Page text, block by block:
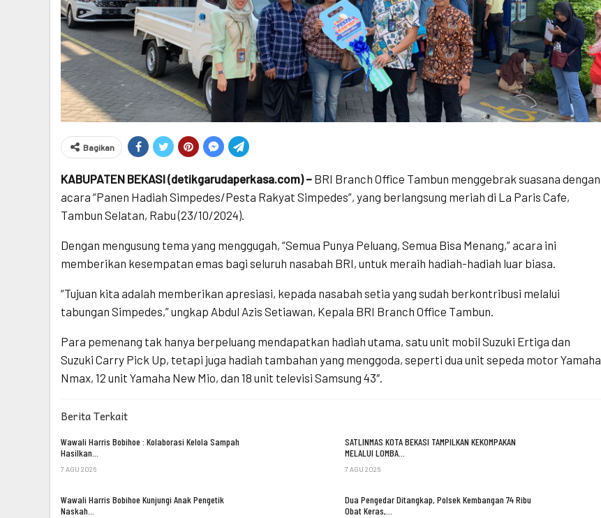
Bagikan
KABUPATEN BEKASI (detikgarudaperkasa.com) – BRI Branch Office Tambun menggebrak suasana dengan
acara “Panen Hadiah Simpedes/Pesta Rakyat Simpedes”, yang berlangsung meriah di La Paris Cafe,
Tambun Selatan, Rabu (23/10/2024).
Dengan mengusung tema yang menggugah, “Semua Punya Peluang, Semua Bisa Menang,” acara ini
memberikan kesempatan emas bagi seluruh nasabah BRI, untuk meraih hadiah-hadiah luar biasa.
“Tujuan kita adalah memberikan apresiasi, kepada nasabah setia yang sudah berkontribusi melalui
tabungan Simpedes,” ungkap Abdul Azis Setiawan, Kepala BRI Branch Office Tambun.
Para pemenang tak hanya berpeluang mendapatkan hadiah utama, satu unit mobil Suzuki Ertiga dan
Suzuki Carry Pick Up, tetapi juga hadiah tambahan yang menggoda, seperti dua unit sepeda motor Yamaha
Nmax, 12 unit Yamaha New Mio, dan 18 unit televisi Samsung 43″.
Berita Terkait
Wawali Harris Bobihoe : Kolaborasi Kelola Sampah
Hasilkan…
7 AGU 2026
SATLINMAS KOTA BEKASI TAMPILKAN KEKOMPAKAN
MELALUI LOMBA…
7 AGU 2026
Wawali Harris Bobihoe Kunjungi Anak Pengetik
Naskah…
Dua Pengedar Ditangkap, Polsek Kembangan 74 Ribu
Obat Keras,…